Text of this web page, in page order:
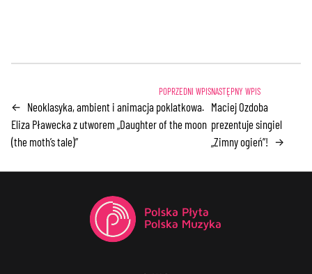
← Neoklasyka, ambient i animacja poklatkowa.
Eliza Pławecka z utworem „Daughter of the moon
(the moth’s tale)”
Maciej Ozdoba
prezentuje singiel
„Zimny ogień”! →